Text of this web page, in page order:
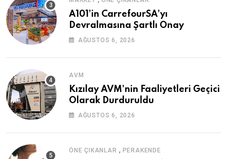
A101’in CarrefourSA’yı
Devralmasına Şartlı Onay
AĞUSTOS 6, 2026
AVM
Kızılay AVM’nin Faaliyetleri Geçici
Olarak Durduruldu
AĞUSTOS 6, 2026
ÖNE ÇIKANLAR , PERAKENDE